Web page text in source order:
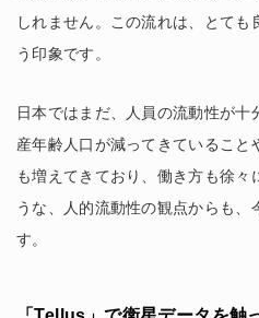
しれません。この流れは、とて
う印象です。
日本ではまだ、人員の流動性が十
産年齢人口が減ってきていること
も増えてきており、働き方も徐々
うな、人的流動性の観点からも
す。